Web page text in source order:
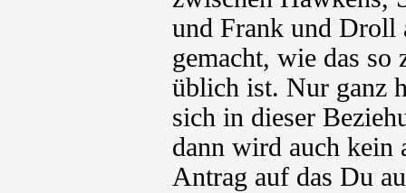
und Frank und Droll
gemacht, wie das so
üblich ist. Nur ganz
sich in dieser
dann wird auch kein
Antrag auf das Du